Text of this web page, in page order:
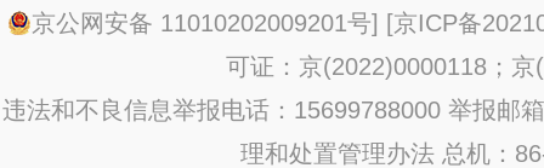
京公网安备 11010202009201号] [京ICP备
可证：京(2022)0000118；京
违法和不良信息举报电话：15699788000 举报邮
理和处置管理办法 总机：